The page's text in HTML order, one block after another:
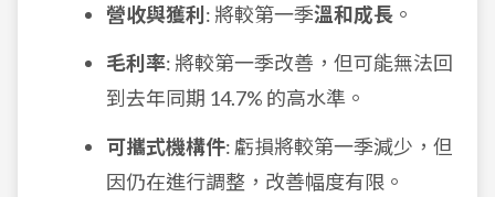
營收與獲利 : 將較第一季溫和成長 。
毛利率: 將較第一季改善，但可能無法回
到去年同期 14.7% 的高水準。
可攜式機構件: 虧損將較第一季減少，但
因仍在進行調整，改善幅度有限。